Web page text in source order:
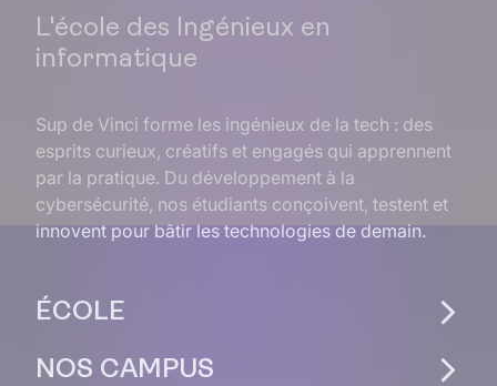
L'école des Ingénieux en
informatique
Sup de Vinci forme les ingénieux de la tech : des
esprits curieux, créatifs et engagés qui apprennent
par la pratique. Du développement à la
cybersécurité, nos étudiants conçoivent, testent et
innovent pour bâtir les technologies de demain.
ÉCOLE
NOS CAMPUS